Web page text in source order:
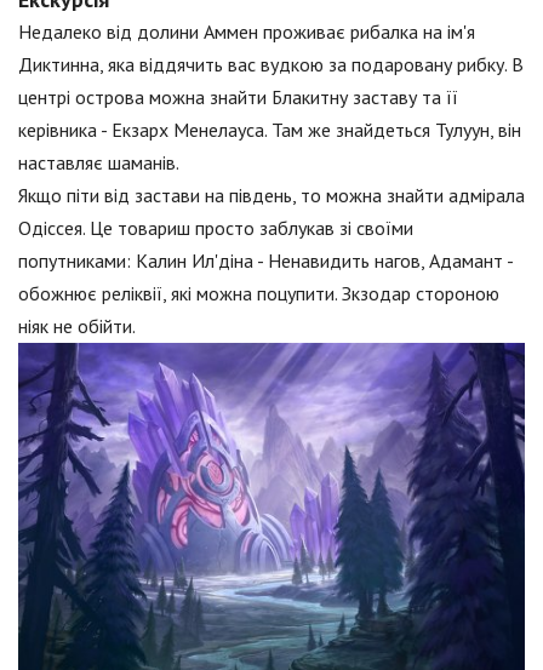
Недалеко від долини Аммен проживає рибалка на ім'я
Диктинна, яка віддячить вас вудкою за подаровану рибку. В
центрі острова можна знайти Блакитну заставу та її
керівника - Екзарх Менелауса. Там же знайдеться Тулуун, він
наставляє шаманів.
Якщо піти від застави на південь, то можна знайти адмірала
Одіссея. Це товариш просто заблукав зі своїми
попутниками: Калин Ил'діна - Ненавидить нагов, Адамант -
обожнює реліквії, які можна поцупити. Зкзодар стороною
ніяк не обійти.